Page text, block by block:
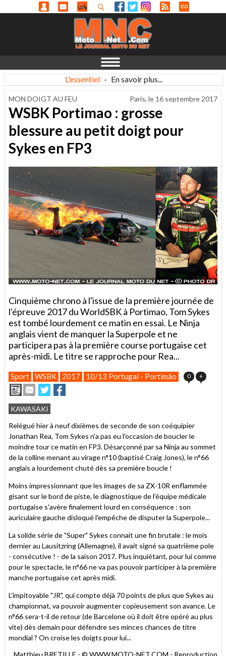
L'essentiel - En savoir plus...
MON DOIGT AU FEU Paris, le 16 septembre 2017
WSBK Portimao : grosse
blessure au petit doigt pour
Sykes en FP3
Cinquième chrono à l'issue de la première journée de
l'épreuve 2017 du WorldSBK à Portimao, Tom Sykes
est tombé lourdement ce matin en essai. Le Ninja
anglais vient de manquer la Superpole et ne
participera pas à la première course portugaise cet
après-midi. Le titre se rapproche pour Rea...
Sport WSBK 2017 10/13 Portugal - Portimão 0 +
ImprimerEnvoyer
cet
article
à
ami
Partager
sur
Twitter
sur
KAWASAKI
Relégué hier à neuf dixièmes de seconde de son coéquipier
Jonathan Rea, Tom Sykes n'a pas eu l'occasion de boucler le
moindre tour ce matin en FP3. Désarçonné par sa Ninja au sommet
de la colline menant au virage n°10 (baptisé Craig Jones), le n°66
anglais a lourdement chuté dès sa première boucle !
Moins impressionnant que les images de sa ZX-10R enflammée
gisant sur le bord de piste, le diagnostique de l'équipe médicale
portugaise s'avère finalement lourd en conséquence : son
auriculaire gauche disloqué l'empêche de disputer la Superpole...
La solide série de "Super" Sykes connait une fin brutale : le mois
dernier au Lausitzring (Allemagne), il avait signé sa quatrième pole
- consécutive ! - de la saison 2017. Plus inquiétant, pour lui comme
pour le spectacle, le n°66 ne va pas pouvoir participer à la première
manche portugaise cet après midi.
L'impitoyable "JR", qui compte déjà 70 points de plus que Sykes au
championnat, va pouvoir augmenter copieusement son avance. Le
n°66 sera-t-il de retour (de Barcelone où il doit être opéré au plus
vite) dès demain pour défendre ses minces chances de titre
mondial ? On croise les doigts pour lui...
Matthieu BRETILLE - © WWW.MOTO-NET.COM - Reproduction